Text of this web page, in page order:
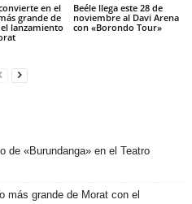
en el
grande de
lanzamiento
Beéle llega este 28 de
noviembre al Davi Arena
con «Borondo Tour»
de «Burundanga» en el Teatro
más grande de Morat con el